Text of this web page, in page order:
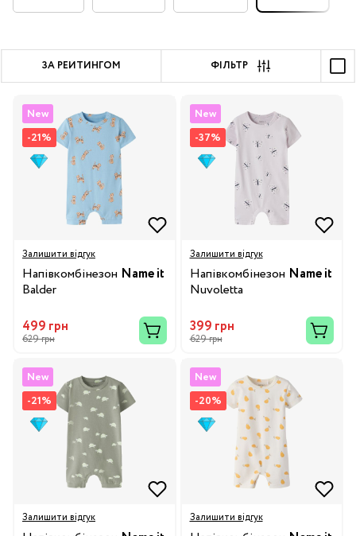
ЗА РЕЙТИНГОМ ФІЛЬТР
New
-21%
Залишити відгук
Напівкомбінезон Name it
Balder
499 грн
629 грн
New
-37%
Залишити відгук
Напівкомбінезон Name it
Nuvoletta
399 грн
629 грн
New
-21%
Залишити відгук
New
-20%
Залишити відгук